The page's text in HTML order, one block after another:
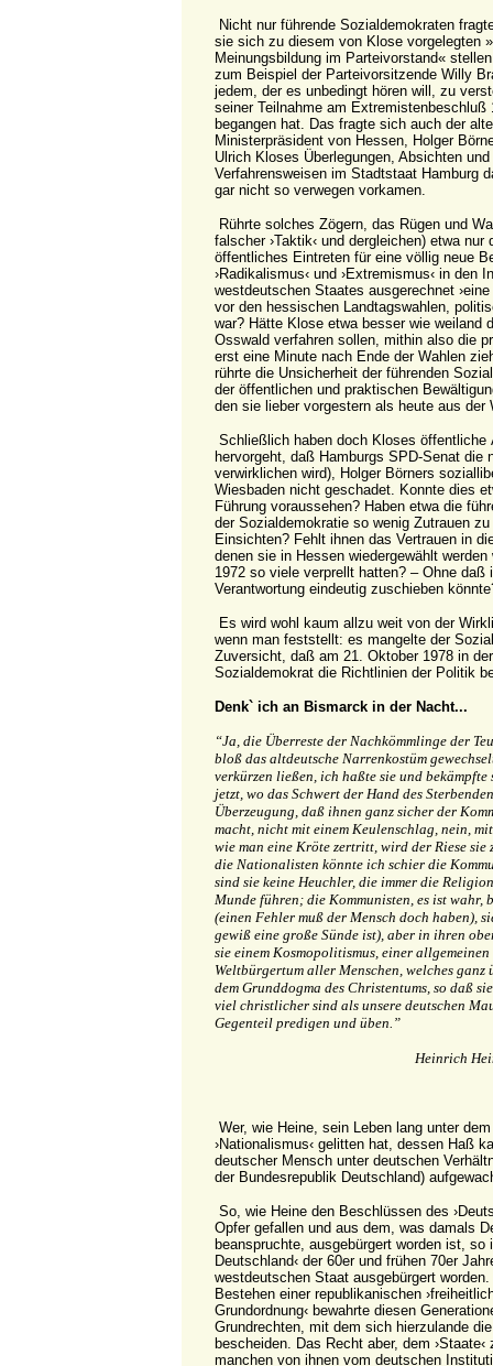
Nicht nur führende Sozialdemokraten
sie sich zu diesem von Klose vorgelegten
Meinungsbildung im Parteivorstand«
zum Beispiel der Parteivorsitzende Willy
jedem, der es unbedingt hören will, zu
seiner Teilnahme am Extremistenbeschluß
begangen hat. Das fragte sich auch der
Ministerpräsident von Hessen, Holger
Ulrich Kloses Überlegungen, Absichten
Verfahrensweisen im Stadtstaat Hamburg
gar nicht so verwegen vorkamen.
Rührte solches Zögern, das Rügen und
falscher ›Taktik‹ und dergleichen) etwa nur
öffentliches Eintreten für eine völlig neue
›Radikalismus‹ und ›Extremismus‹ in den
westdeutschen Staates ausgerechnet
vor den hessischen Landtagswahlen,
war? Hätte Klose etwa besser wie weiland
Osswald verfahren sollen, mithin also die
erst eine Minute nach Ende der Wahlen
rührte die Unsicherheit der führenden
der öffentlichen und praktischen
den sie lieber vorgestern als heute aus der
Schließlich haben doch Kloses öffentliche
hervorgeht, daß Hamburgs SPD-Senat die
verwirklichen wird), Holger Börners
Wiesbaden nicht geschadet. Konnte dies
Führung voraussehen? Haben etwa die
der Sozialdemokratie so wenig Zutrauen
Einsichten? Fehlt ihnen das Vertrauen in
denen sie in Hessen wiedergewählt
1972 so viele verprellt hatten? – Ohne daß
Verantwortung eindeutig zuschieben
Es wird wohl kaum allzu weit von der
wenn man feststellt: es mangelte der
Zuversicht, daß am 21. Oktober 1978 in
Sozialdemokrat die Richtlinien der Politik
Denk` ich an Bismarck in der Nacht...
“Ja, die Überreste der Nachkömmlinge der
bloß das altdeutsche Narrenkostüm
verkürzen ließen, ich haßte sie und bekämpfte
jetzt, wo das Schwert der Hand des
Überzeugung, daß ihnen ganz sicher der
macht, nicht mit einem Keulenschlag, nein,
wie man eine Kröte zertritt, wird der Riese sie
die Nationalisten könnte ich schier die
sind sie keine Heuchler, die immer die
Munde führen; die Kommunisten, es ist wahr,
(einen Fehler muß der Mensch doch haben),
gewiß eine große Sünde ist), aber in ihren
sie einem Kosmopolitismus, einer
Weltbürgertum aller Menschen, welches ganz
dem Grunddogma des Christentums, so daß
viel christlicher sind als unsere deutschen
Gegenteil predigen und üben.”
Heinrich
Wer, wie Heine, sein Leben lang unter
›Nationalismus‹ gelitten hat, dessen Haß
deutscher Mensch unter deutschen
der Bundesrepublik Deutschland)
So, wie Heine den Beschlüssen des
Opfer gefallen und aus dem, was damals
beanspruchte, ausgebürgert worden ist, so
Deutschland‹ der 60er und frühen 70er
westdeutschen Staat ausgebürgert
Bestehen einer republikanischen
Grundordnung‹ bewahrte diesen
Grundrechten, mit dem sich hierzulande
bescheiden. Das Recht aber, dem ›Staate‹
manchen von ihnen vom deutschen